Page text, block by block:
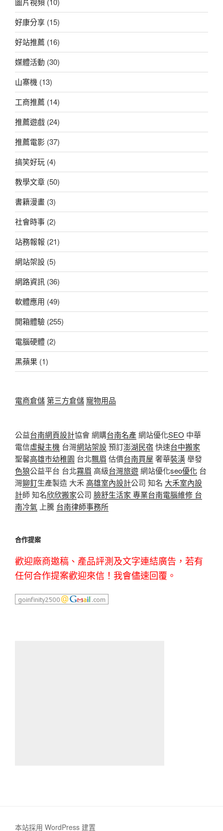
好康分享 (15)
好站推薦 (16)
媒體活動 (30)
山寨機 (13)
工商推薦 (14)
推薦遊戲 (24)
推薦電影 (37)
搞笑好玩 (4)
教學文章 (50)
書籍漫畫 (3)
社會時事 (2)
站務報報 (21)
網站架設 (5)
網路資訊 (36)
軟體應用 (49)
開箱體驗 (255)
電腦硬體 (2)
黑蘋果 (1)
電商倉儲第三方倉儲寵物用品
公益台南網頁設計協會 網購台南名產網站優化SEO 中華
電信虛擬主機 台灣網站架設預訂澎湖民宿 快速台中搬家
聖馨高雄市幼稚園 台北飄眉 估價台南買屋 奢華裝潢舉發
色狼公益平台 台北霧眉 高級台灣旅遊網站優化seo優化 台
灣鉚釘生產製造 大禾高雄室內設計公司 知名 大禾室內設
計師 知名欣欣搬家公司 臉舒生活家 專業台南電腦維修 台
南冷氣 上騰 台南律師事務所
合作提案
歡迎廠商邀稿、產品評測及文字連結廣告，若有
任何合作提案歡迎來信！我會儘速回覆。
本站採用 WordPress 建置